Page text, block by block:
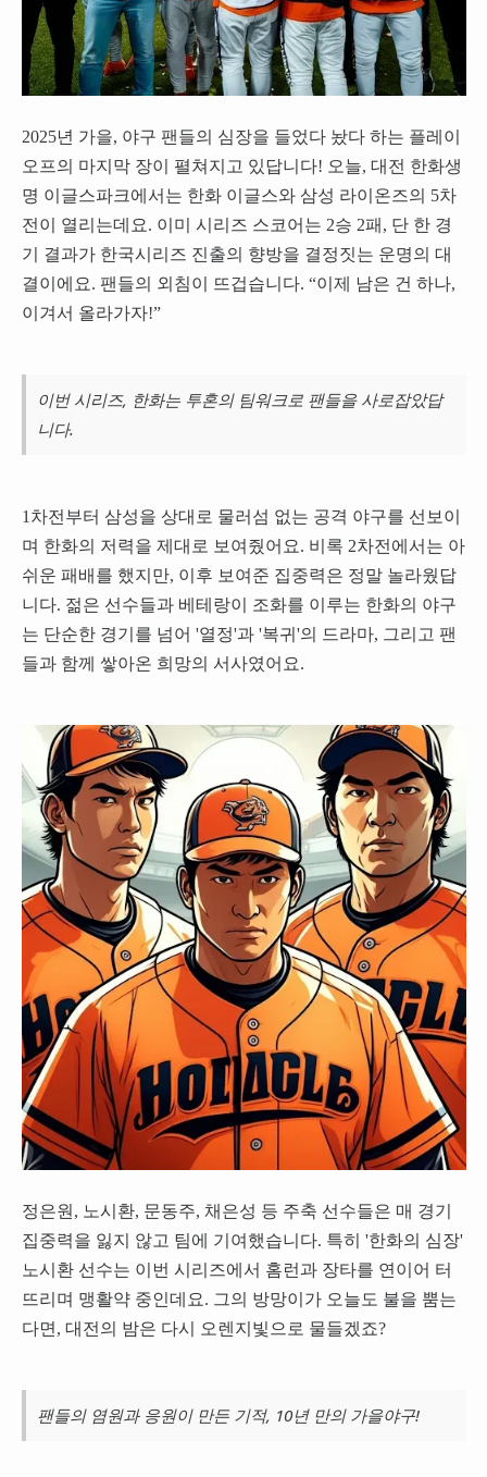
2025년 가을, 야구 팬들의 심장을 들었다 놨다 하는 플레이
오프의 마지막 장이 펼쳐지고 있답니다! 오늘, 대전 한화생
명 이글스파크에서는 한화 이글스와 삼성 라이온즈의 5차
전이 열리는데요. 이미 시리즈 스코어는 2승 2패, 단 한 경
기 결과가 한국시리즈 진출의 향방을 결정짓는 운명의 대
결이에요. 팬들의 외침이 뜨겁습니다. “이제 남은 건 하나,
이겨서 올라가자!”
이번 시리즈, 한화는 투혼의 팀워크로 팬들을 사로잡았답
니다.
1차전부터 삼성을 상대로 물러섬 없는 공격 야구를 선보이
며 한화의 저력을 제대로 보여줬어요. 비록 2차전에서는 아
쉬운 패배를 했지만, 이후 보여준 집중력은 정말 놀라웠답
니다. 젊은 선수들과 베테랑이 조화를 이루는 한화의 야구
는 단순한 경기를 넘어 '열정'과 '복귀'의 드라마, 그리고 팬
들과 함께 쌓아온 희망의 서사였어요.
정은원, 노시환, 문동주, 채은성 등 주축 선수들은 매 경기
집중력을 잃지 않고 팀에 기여했습니다. 특히 '한화의 심장'
노시환 선수는 이번 시리즈에서 홈런과 장타를 연이어 터
뜨리며 맹활약 중인데요. 그의 방망이가 오늘도 불을 뿜는
다면, 대전의 밤은 다시 오렌지빛으로 물들겠죠?
팬들의 염원과 응원이 만든 기적, 10년 만의 가을야구!